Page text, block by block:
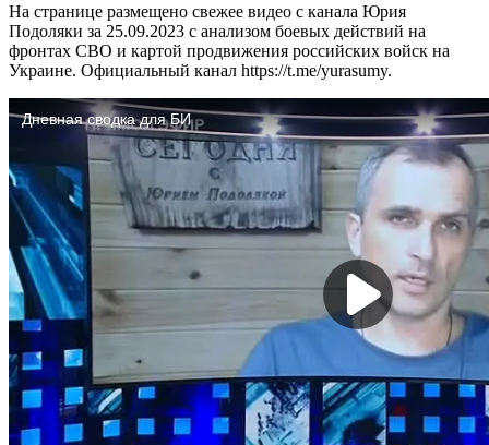
На странице размещено свежее видео с канала Юрия
Подоляки за 25.09.2023 с анализом боевых действий на
фронтах СВО и картой продвижения российских войск на
Украине. Официальный канал https://t.me/yurasumy.